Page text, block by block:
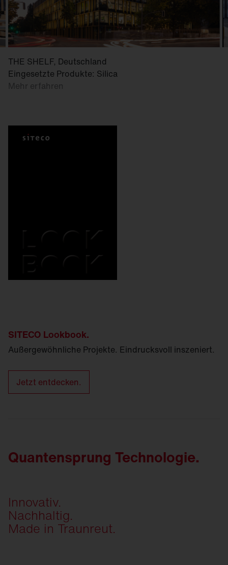
THE SHELF, Deutschland
Eingesetzte Produkte: Silica
Mehr erfahren
SITECO Lookbook.
Außergewöhnliche Projekte. Eindrucksvoll inszeniert.
Jetzt entdecken.
Quantensprung Technologie.
Innovativ.
Nachhaltig.
Made in Traunreut.